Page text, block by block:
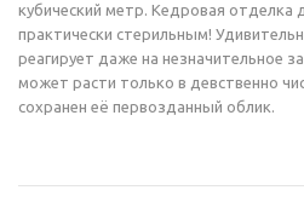
кубический метр. Кедровая отделка
практически стерильным!
реагирует даже на незначительное
может расти только в девственно
сохранен её первозданный облик.